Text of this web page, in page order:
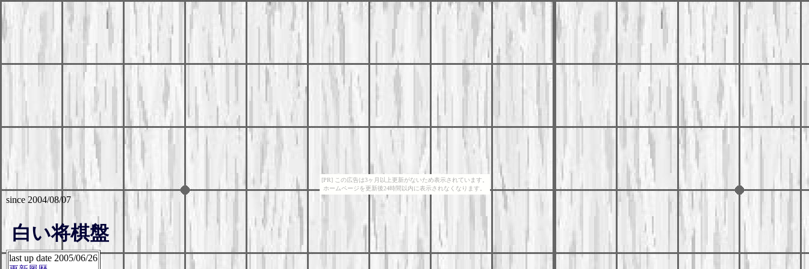
[PR] この広告は3ヶ月以上更新がないため表示されています。
ホームページを更新後24時間以内に表示されなくなります。
since 2004/08/07
白い将棋盤
last up date 2005/06/26